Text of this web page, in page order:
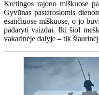
Kretingos rajono miškuose
Gyvūnas pastarosiomis
esančiuose miškuose, o jo
padaryti vaizdai. Iki šiol
vakarinėje dalyje – tik